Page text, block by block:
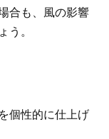
合も、風の影響
う。
個性的に仕上げ